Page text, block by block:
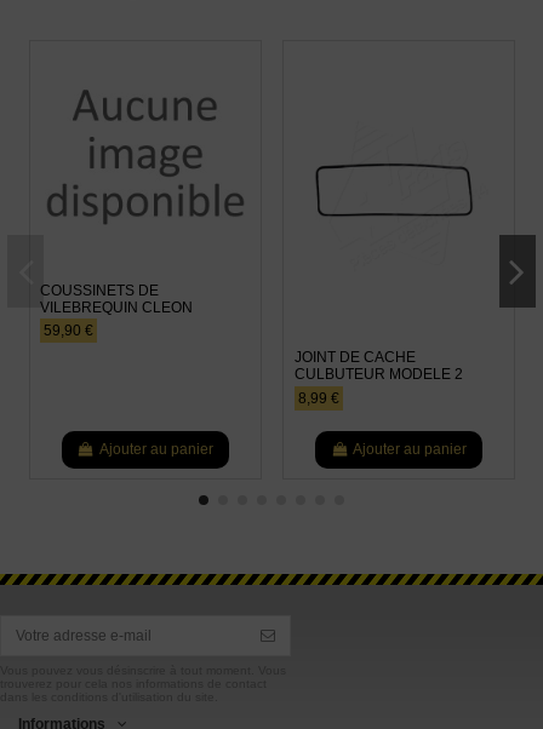
COUSSINETS DE
VILEBREQUIN CLEON
59,90 €
Ajouter au panier
JOINT DE CACHE
CULBUTEUR MODELE 2
8,99 €
Ajouter au panier
Informations